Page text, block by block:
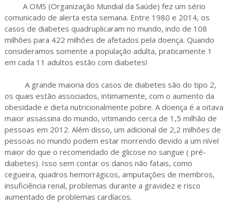
A OMS (Organização Mundial da Saúde) fez um sério
comunicado de alerta esta semana. Entre 1980 e 2014, os
casos de diabetes quadruplicaram no mundo, indo de 108
milhões para 422 milhões de afetados pela doença. Quando
consideramos somente a população adulta, praticamente 1
em cada 11 adultos estão com diabetes!
A grande maioria dos casos de diabetes são do tipo 2,
os quais estão associados, intimamente, com o aumento da
obesidade e dieta nutricionalmente pobre. A doença é a oitava
maior assassina do mundo, vitimando cerca de 1,5 milhão de
pessoas em 2012. Além disso, um adicional de 2,2 milhões de
pessoas no mundo podem estar morrendo devido a um nível
maior do que o recomendado de glicose no sangue ( pré-
diabetes). Isso sem contar os danos não fatais, como
cegueira, quadros hemorrágicos, amputações de membros,
insuficiência renal, problemas durante a gravidez e risco
aumentado de problemas cardíacos.